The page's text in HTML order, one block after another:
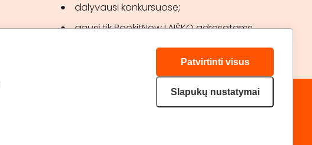
Patvirtinti visus
Slapukų nustatymai
dalyvausi konkursuose;
gausi tik BookitNow LAIŠKO adresatams
DRAUGAUKIME: